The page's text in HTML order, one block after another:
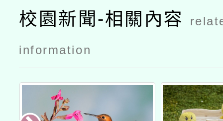
意分享」教
師研習課程
意分享」教
師研習課程
校園新聞-相關內容
information